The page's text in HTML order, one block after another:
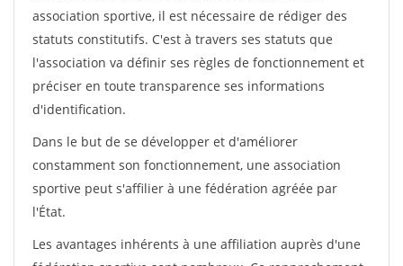
association sportive, il est nécessaire de rédiger des
statuts constitutifs. C'est à travers ses statuts que
l'association va définir ses règles de fonctionnement et
préciser en toute transparence ses informations
d'identification.
Dans le but de se développer et d'améliorer
constamment son fonctionnement, une association
sportive peut s'affilier à une fédération agréée par
l'État.
Les avantages inhérents à une affiliation auprès d'une